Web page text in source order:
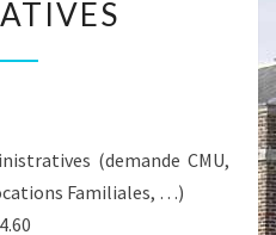
(demande CMU,
Familiales, …)